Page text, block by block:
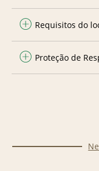
Requisitos do
Proteção de